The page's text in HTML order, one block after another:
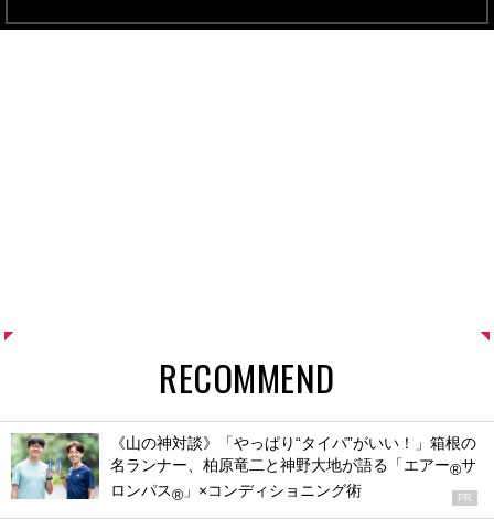
RECOMMEND
《山の神対談》「やっぱり“タイパ”がいい！」箱根の
名ランナー、柏原竜二と神野大地が語る「エアー®サ
ロンパス® 」×コンディショニング術 PR